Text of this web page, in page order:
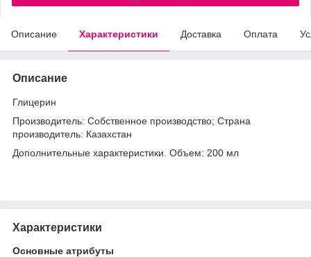
Описание Характеристики Доставка Оплата
Описание
Глицерин
Производитель: Собственное производство; Страна
производитель: Казахстан
Дополнительные характеристики. Объем: 200 мл
Характеристики
Основные атрибуты